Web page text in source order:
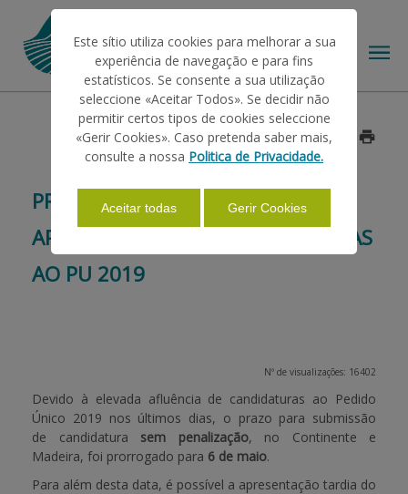
AJUDAS/APOIOS
INFORMAÇÕES
APOIO AO BENEFICIÁRIO
PRORROGAÇÃO DE PRAZO PARA
APRESENTAÇÃO DE CANDIDATURAS
AO PU 2019
Data: 2019/04/26
Nº de visualizações: 16402
Devido à elevada afluência de candidaturas ao Pedido
Único 2019 nos últimos dias, o prazo para submissão
de candidatura sem penalização, no Continente e
Madeira, foi prorrogado para 6 de maio.
Para além desta data, é possível a apresentação tardia do
Este sítio utiliza cookies para melhorar a sua
experiência de navegação e para fins
estatísticos. Se consente a sua utilização
seleccione «Aceitar Todos». Se decidir não
permitir certos tipos de cookies seleccione
«Gerir Cookies». Caso pretenda saber mais,
consulte a nossa Politica de Privacidade.
Aceitar todas Gerir Cookies